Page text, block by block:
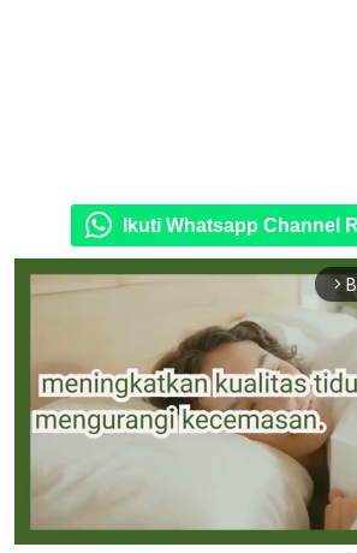
Ikuti Whatsapp Channel
arrow_forward_ios